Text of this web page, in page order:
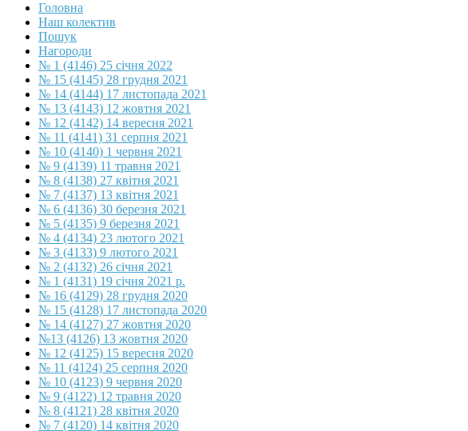
Головна
Наш колектив
Пошук
Нагороди
№ 1 (4146) 25 січня 2022
№ 15 (4145) 28 грудня 2021
№ 14 (4144) 17 листопада 2021
№ 13 (4143) 12 жовтня 2021
№ 12 (4142) 14 вересня 2021
№ 11 (4141) 31 серпня 2021
№ 10 (4140) 1 червня 2021
№ 9 (4139) 11 травня 2021
№ 8 (4138) 27 квітня 2021
№ 7 (4137) 13 квітня 2021
№ 6 (4136) 30 березня 2021
№ 5 (4135) 9 березня 2021
№ 4 (4134) 23 лютого 2021
№ 3 (4133) 9 лютого 2021
№ 2 (4132) 26 січня 2021
№ 1 (4131) 19 січня 2021 р.
№ 16 (4129) 28 грудня 2020
№ 15 (4128) 17 листопада 2020
№ 14 (4127) 27 жовтня 2020
№13 (4126) 13 жовтня 2020
№ 12 (4125) 15 вересня 2020
№ 11 (4124) 25 серпня 2020
№ 10 (4123) 9 червня 2020
№ 9 (4122) 12 травня 2020
№ 8 (4121) 28 квітня 2020
№ 7 (4120) 14 квітня 2020